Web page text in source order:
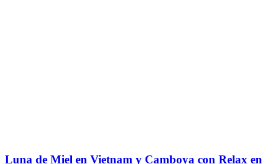
Luna de Miel en Vietnam y Camboya con Relax en